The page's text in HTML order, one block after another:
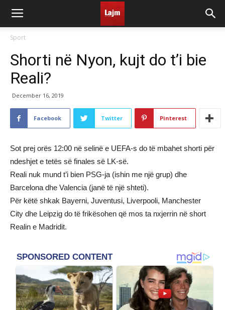
Sport
Shorti në Nyon, kujt do t’i bie
Reali?
December 16, 2019
Facebook Twitter Pinterest
Sot prej orës 12:00 në selinë e UEFA-s do të mbahet shorti për
ndeshjet e tetës së finales së LK-së.
Reali nuk mund t’i bien PSG-ja (ishin me një grup) dhe
Barcelona dhe Valencia (janë të një shteti).
Për këtë shkak Bayerni, Juventusi, Liverpooli, Manchester
City dhe Leipzig do të frikësohen që mos ta nxjerrin në short
Realin e Madridit.